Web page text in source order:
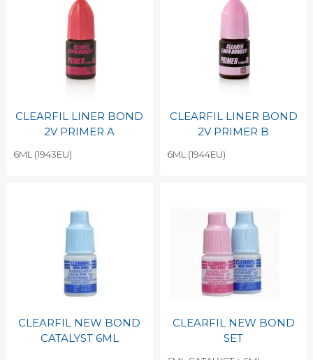
CLEARFIL LINER BOND
2V PRIMER A
6ML (1943EU)
CLEARFIL LINER BOND
2V PRIMER B
6ML (1944EU)
CLEARFIL NEW BOND
CATALYST 6ML
CLEARFIL NEW BOND
SET